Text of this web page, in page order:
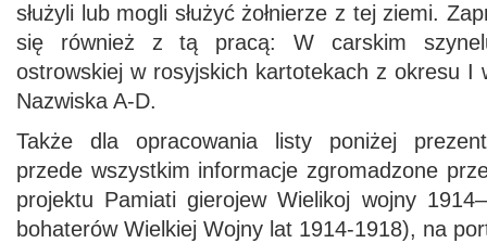
służyli lub mogli służyć żołnierze z tej ziemi.
się również z tą pracą: W carskim
ostrowskiej w rosyjskich kartotekach z okresu I
Nazwiska A-D.
Także dla opracowania listy poniżej
przede wszystkim informacje zgromadzone
projektu Pamiati gierojew Wielikoj wojny
bohaterów Wielkiej Wojny lat 1914-1918), na